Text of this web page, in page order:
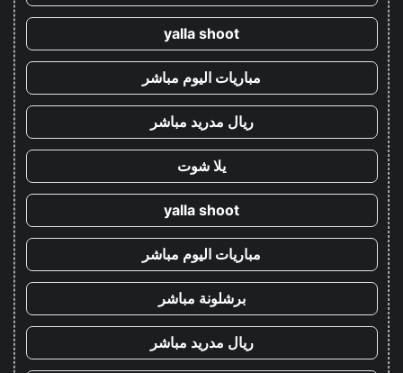
yalla shoot
مباريات اليوم مباشر
ريال مدريد مباشر
يلا شوت
yalla shoot
مباريات اليوم مباشر
برشلونة مباشر
ريال مدريد مباشر